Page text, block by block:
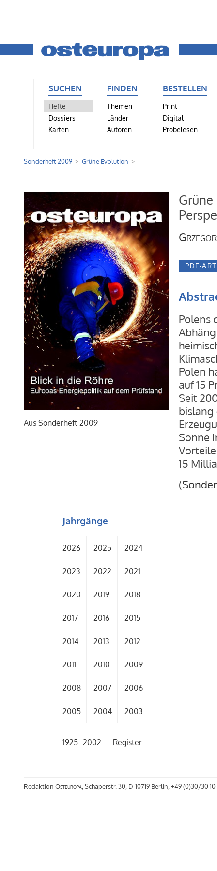
SUCHEN
Hefte
Dossiers
Karten
FINDEN
Themen
Länder
Autoren
BESTELLEN
Print
Digital
Probelesen
Sonderheft 2009 Grüne Evolution
Aus Sonderheft 2009
Polens
Polen
auf 15
Seit
bislang
Sonne
15
(
Jahrgänge
2026 2025 2024
2023 2022 2021
2020 2019 2018
2017 2016 2015
2014 2013 2012
2011 2010 2009
2008 2007 2006
2005 2004 2003
1925–2002 Register
Redaktion Osteuropa, Schaperstr. 30, D-10719 Berlin, +49 (0)30/30